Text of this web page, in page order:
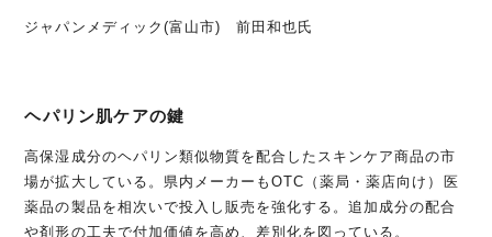
ジャパンメディック(富山市) 前田和也氏
ヘパリン肌ケアの鍵
高保湿成分のヘパリン類似物質を配合したスキンケア商品の市
場が拡大している。県内メーカーもOTC（薬局・薬店向け）医
薬品の製品を相次いで投入し販売を強化する。追加成分の配合
や剤形の工夫で付加価値を高め、差別化を図っている。